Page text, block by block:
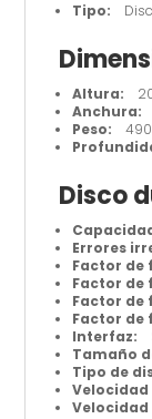
Tipo:
Altura:
Anchura:
Peso:
Disco
Errores
Factor de
Factor
Factor
Factor
Interfaz:
Tamaño
Tipo de
Velocidad